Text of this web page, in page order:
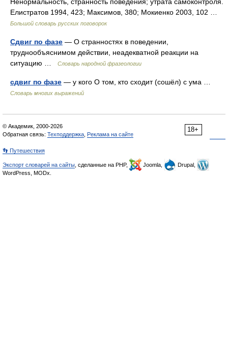
Елистратов 1994, 423; Максимов, 380; Мокиенко 2003, 102 …
Большой словарь русских поговорок
Сдвиг по фазе — О странностях в поведении,
труднообъяснимом действии, неадекватной реакции на
ситуацию …
Словарь народной фразеологии
сдвиг по фазе — у кого О том, кто сходит (сошёл) с ума …
Словарь многих выражений
18+
© Академик, 2000-2026
Обратная связь: Техподдержка Реклама на сайте
👣 Путешествия
Экспорт словарей на сайты , сделанные на PHP, Joomla,
Drupal,
WordPress, MODx.